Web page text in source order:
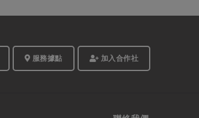
服務據點 加入合作社